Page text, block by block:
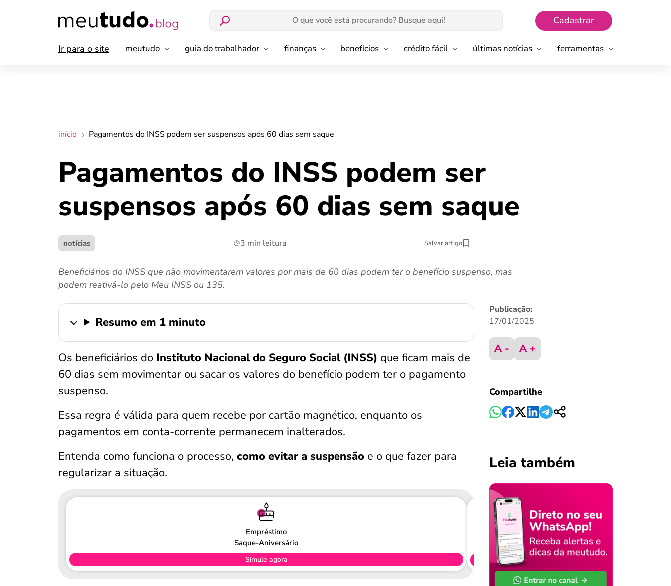
Cadastrar
Ir para o site meutudo guia do trabalhador finanças benefícios crédito fácil últimas notícias ferramentas
início Pagamentos do INSS podem ser suspensos após 60 dias sem saque
Pagamentos do INSS podem ser
suspensos após 60 dias sem saque
notícias 3 min leitura Salvar artigo
Beneficiários do INSS que não movimentarem valores por mais de 60 dias podem ter o benefício suspenso, mas
podem reativá-lo pelo Meu INSS ou 135.
Resumo em 1 minuto
Os beneficiários do Instituto Nacional do Seguro Social (INSS) que ficam mais de
60 dias sem movimentar ou sacar os valores do benefício podem ter o pagamento
suspenso.
Essa regra é válida para quem recebe por cartão magnético, enquanto os
pagamentos em conta-corrente permanecem inalterados.
Entenda como funciona o processo, como evitar a suspensão e o que fazer para
regularizar a situação.
Empréstimo
Saque-Aniversário
Simule agora
Publicação:
17/01/2025
A - A +
Compartilhe
Leia também